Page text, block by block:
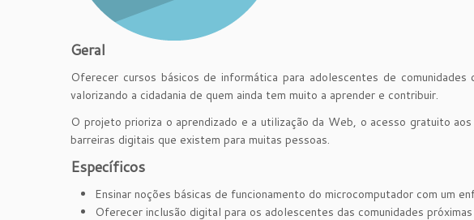
Geral
Oferecer cursos básicos de informática para adolescentes de
valorizando a cidadania de quem ainda tem muito a aprender e contribuir.
O projeto prioriza o aprendizado e a utilização da Web, o acesso gratuito
barreiras digitais que existem para muitas pessoas.
Específicos
Ensinar noções básicas de funcionamento do microcomputador com um
Oferecer inclusão digital para os adolescentes das comunidades